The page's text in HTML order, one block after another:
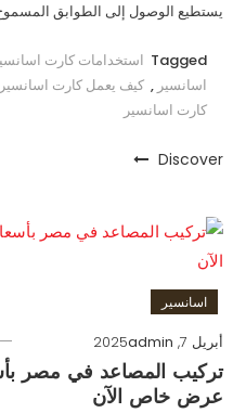
يستطيع الوصول إلى الطوابق
Tagged استخدامات كارت
اسانسير , كيف يعمل كارت
كارت اسانسير
Discover
اسانسير
أبريل 7, 2025
admin
عرض خاص الآن